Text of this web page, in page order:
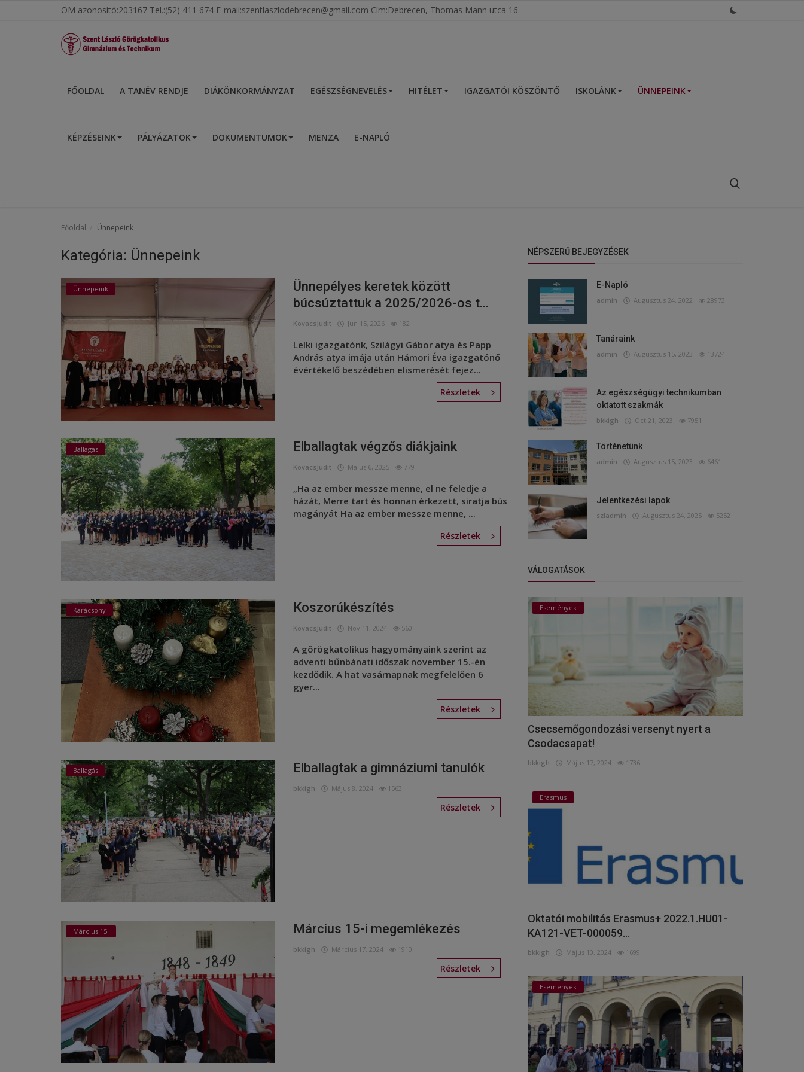
OM azonosító:203167 Tel.:(52) 411 674 E-mail:szentlaszlodebrecen@gmail.com Cím:Debrecen, Thomas Mann utca 16.
FŐOLDAL A TANÉV RENDJE DIÁKÖNKORMÁNYZAT EGÉSZSÉGNEVELÉS HITÉLET IGAZGATÓI KÖSZÖNTŐ ISKOLÁNK ÜNNEPEINK
KÉPZÉSEINK PÁLYÁZATOK DOKUMENTUMOK MENZA E-NAPLÓ
Diákönkormányzat
Dokumentumok
OM azonosító:203167 Tel.:(52)
mail:szentlaszlodebrecen@gmail.c
om Cím:Debrecen, Thomas Mann
Főoldal Ünnepeink
Kategória: Ünnepeink
Ünnepeink
Ünnepélyes keretek között
búcsúztattuk a 2025/2026-os t...
KovacsJudit Jun 15, 2026 182
Lelki igazgatónk, Szilágyi Gábor atya és Papp
András atya imája után Hámori Éva igazgatónő
évértékelő beszédében elismerését fejez...
Részletek
Ballagás Elballagtak végzős diákjaink
KovacsJudit Május 6, 2025 779
„Ha az ember messze menne, el ne feledje a
házát, Merre tart és honnan érkezett, siratja bús
magányát Ha az ember messze menne, ...
Részletek
Karácsony Koszorúkészítés
KovacsJudit Nov 11, 2024 560
A görögkatolikus hagyományaink szerint az
adventi bűnbánati időszak november 15.-én
kezdődik. A hat vasárnapnak megfelelően 6
gyer...
Részletek
Ballagás Elballagtak a gimnáziumi tanulók
bkkigh Május 8, 2024 1563
Részletek
Március 15. Március 15-i megemlékezés
bkkigh Március 17, 2024 1910
Részletek
NÉPSZERŰ BEJEGYZÉSEK
E-Napló
admin Augusztus 24, 2022 28973
Tanáraink
admin Augusztus 15, 2023 13724
Az egészségügyi technikumban
oktatott szakmák
bkkigh Oct 21, 2023 7951
Történetünk
admin Augusztus 15, 2023 6461
Jelentkezési lapok
szladmin Augusztus 24, 2025 5252
VÁLOGATÁSOK
Események
Csecsemőgondozási versenyt nyert a
Csodacsapat!
bkkigh Május 17, 2024 1736
Erasmus
Oktatói mobilitás Erasmus+ 2022.1.HU01-
KA121-VET-000059...
bkkigh Május 10, 2024 1699
Események